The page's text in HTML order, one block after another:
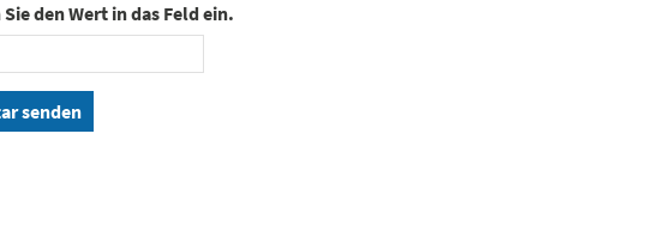
den Wert in das Feld ein.
senden